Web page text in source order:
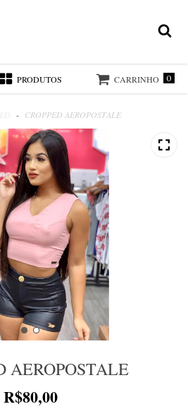
PRODUTOS CARRINHO 0
- CROPPED AEROPOSTALE
AEROPOSTALE
R$80,00